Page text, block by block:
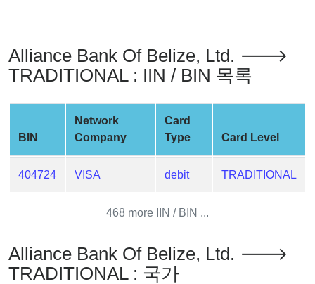
from
BIN
Checker
Service
Address
?
Alliance Bank Of Belize, Ltd. 🡒
TRADITIONAL : IIN / BIN 목록
BIN
Network
Company
Card
Type
Card Level
404724 VISA debit TRADITIONAL
468 more IIN / BIN ...
Alliance Bank Of Belize, Ltd. 🡒
TRADITIONAL : 국가